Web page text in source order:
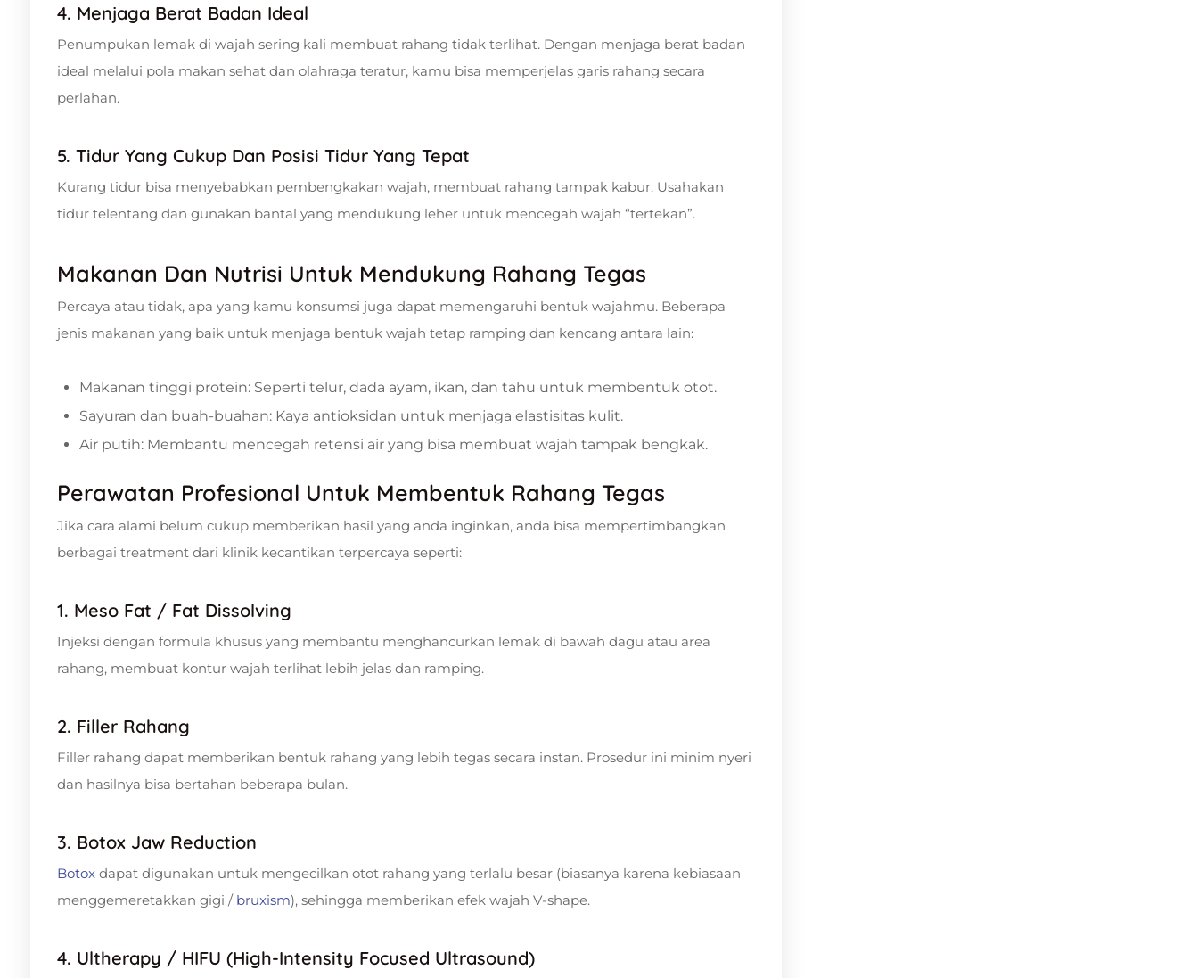
4. Menjaga Berat Badan Ideal
Penumpukan lemak di wajah sering kali membuat rahang tidak terlihat. Dengan menjaga berat badan
ideal melalui pola makan sehat dan olahraga teratur, kamu bisa memperjelas garis rahang secara
perlahan.
5. Tidur Yang Cukup Dan Posisi Tidur Yang Tepat
Kurang tidur bisa menyebabkan pembengkakan wajah, membuat rahang tampak kabur. Usahakan
tidur telentang dan gunakan bantal yang mendukung leher untuk mencegah wajah “tertekan”.
Makanan Dan Nutrisi Untuk Mendukung Rahang Tegas
Percaya atau tidak, apa yang kamu konsumsi juga dapat memengaruhi bentuk wajahmu. Beberapa
jenis makanan yang baik untuk menjaga bentuk wajah tetap ramping dan kencang antara lain:
Makanan tinggi protein: Seperti telur, dada ayam, ikan, dan tahu untuk membentuk otot.
Sayuran dan buah-buahan: Kaya antioksidan untuk menjaga elastisitas kulit.
Air putih: Membantu mencegah retensi air yang bisa membuat wajah tampak bengkak.
Perawatan Profesional Untuk Membentuk Rahang Tegas
Jika cara alami belum cukup memberikan hasil yang anda inginkan, anda bisa mempertimbangkan
berbagai treatment dari klinik kecantikan terpercaya seperti:
1. Meso Fat / Fat Dissolving
Injeksi dengan formula khusus yang membantu menghancurkan lemak di bawah dagu atau area
rahang, membuat kontur wajah terlihat lebih jelas dan ramping.
2. Filler Rahang
Filler rahang dapat memberikan bentuk rahang yang lebih tegas secara instan. Prosedur ini minim nyeri
dan hasilnya bisa bertahan beberapa bulan.
3. Botox Jaw Reduction
Botox dapat digunakan untuk mengecilkan otot rahang yang terlalu besar (biasanya karena kebiasaan
menggemeretakkan gigi / bruxism), sehingga memberikan efek wajah V-shape.
4. Ultherapy / HIFU (High-Intensity Focused Ultrasound)